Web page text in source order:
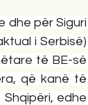
dhe për Siguri
i Serbisë)
të BE-së
që kanë të
edhe